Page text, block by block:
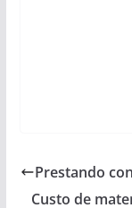
Prestando
Custo de